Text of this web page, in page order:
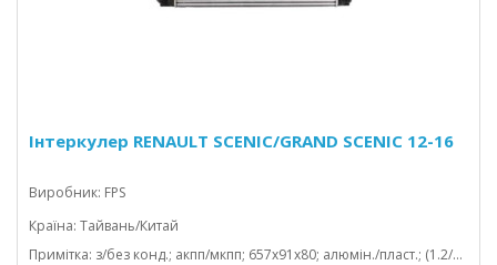
Інтеркулер RENAULT SCENIC/GRAND SCENIC 12-16
Виробник: FPS
Країна: Тайвань/Китай
Примітка: з/без конд.; акпп/мкпп; 657x91x80; алюмін./пласт.; (1.2/1.4/1.5 dci)